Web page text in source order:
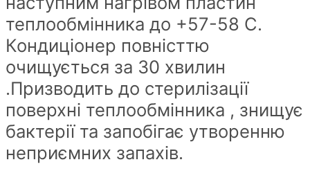
теплообмінника до +57-58 С.
Кондиціонер повністтю
очищується за 30 хвилин
.Призводить до стерилізації
поверхні теплообмінника , знищує
бактерії та запобігає утворенню
неприємних запахів.